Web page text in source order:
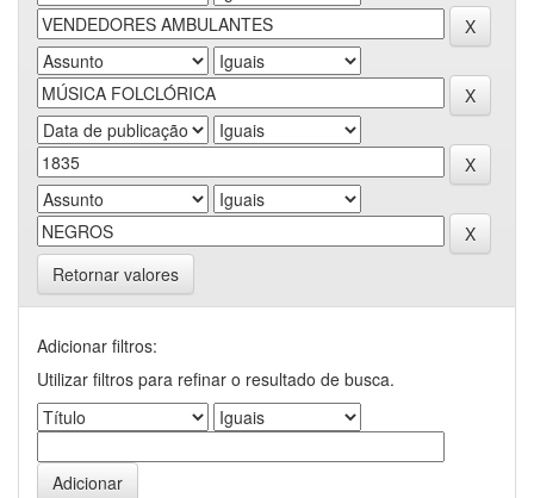
Retornar valores
Adicionar filtros:
Utilizar filtros para refinar o resultado de busca.